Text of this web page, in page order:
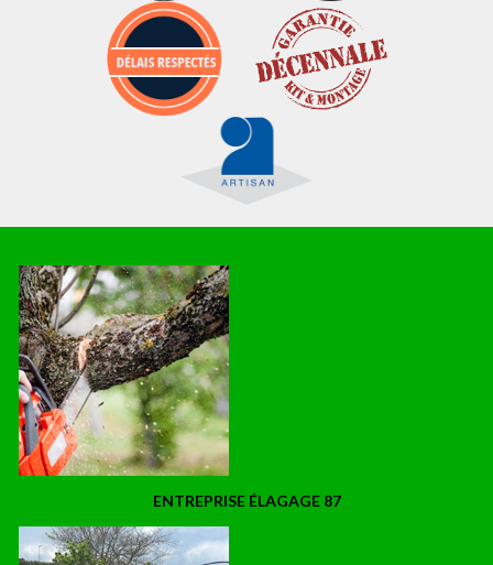
ENTREPRISE ÉLAGAGE 87